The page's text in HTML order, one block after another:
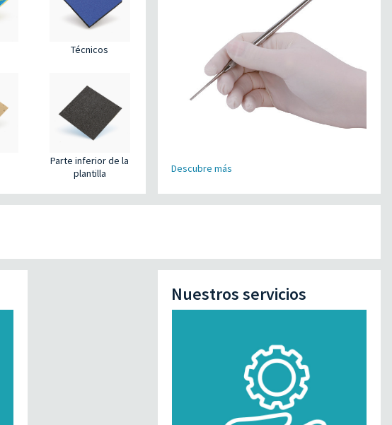
Técnicos
Parte inferior de la
plantilla
Descubre más
Nuestros servicios